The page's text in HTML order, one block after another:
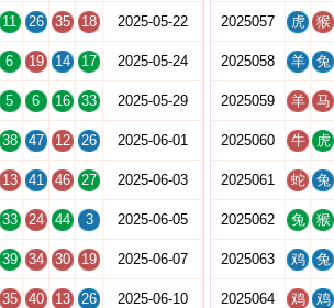
11 26 35 18 2025-05-22
6 19 14 17 2025-05-24
5 6 16 33 2025-05-29
38 47 12 26 2025-06-01
13 41 46 27 2025-06-03
33 24 44 3 2025-06-05
39 34 30 19 2025-06-07
35 40 13 26 2025-06-10
2025057 虎 猴
2025058 羊 兔
2025059 羊 马
2025060 牛 虎
2025061 蛇 兔
2025062 兔 猴
2025063 鸡 兔
2025064 鸡 鸡